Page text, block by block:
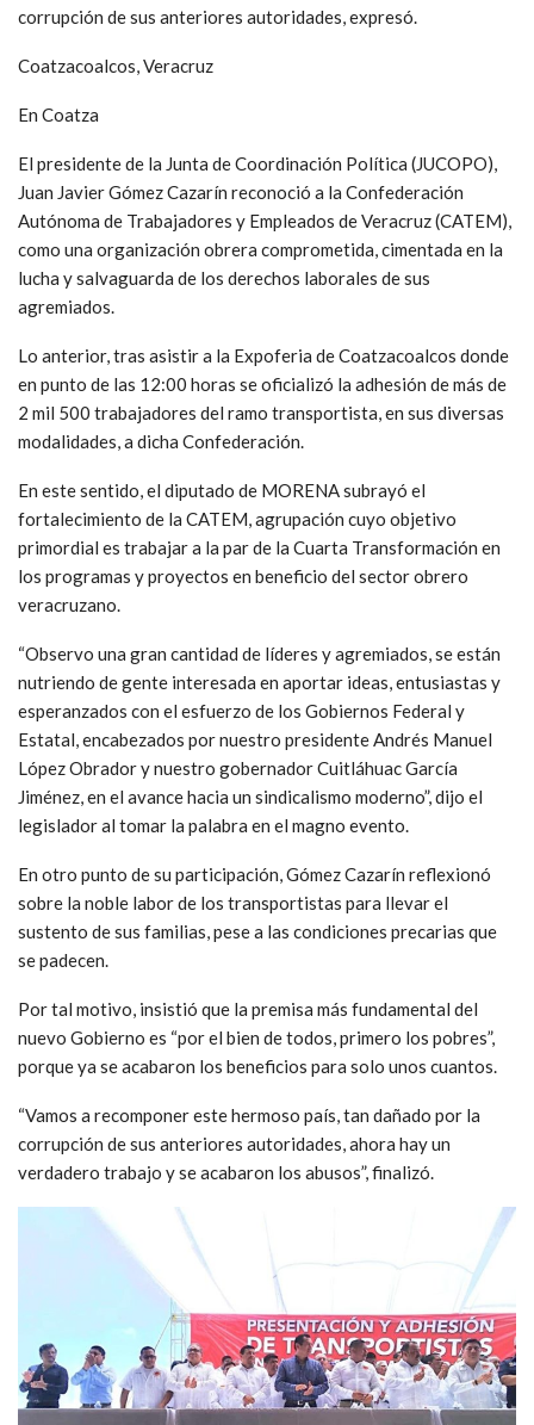
corrupción de sus anteriores autoridades, expresó.
Coatzacoalcos, Veracruz
En Coatza
El presidente de la Junta de Coordinación Política (JUCOPO),
Juan Javier Gómez Cazarín reconoció a la Confederación
Autónoma de Trabajadores y Empleados de Veracruz (CATEM),
como una organización obrera comprometida, cimentada en la
lucha y salvaguarda de los derechos laborales de sus
agremiados.
Lo anterior, tras asistir a la Expoferia de Coatzacoalcos donde
en punto de las 12:00 horas se oficializó la adhesión de más de
2 mil 500 trabajadores del ramo transportista, en sus diversas
modalidades, a dicha Confederación.
En este sentido, el diputado de MORENA subrayó el
fortalecimiento de la CATEM, agrupación cuyo objetivo
primordial es trabajar a la par de la Cuarta Transformación en
los programas y proyectos en beneficio del sector obrero
veracruzano.
“Observo una gran cantidad de líderes y agremiados, se están
nutriendo de gente interesada en aportar ideas, entusiastas y
esperanzados con el esfuerzo de los Gobiernos Federal y
Estatal, encabezados por nuestro presidente Andrés Manuel
López Obrador y nuestro gobernador Cuitláhuac García
Jiménez, en el avance hacia un sindicalismo moderno”, dijo el
legislador al tomar la palabra en el magno evento.
En otro punto de su participación, Gómez Cazarín reflexionó
sobre la noble labor de los transportistas para llevar el
sustento de sus familias, pese a las condiciones precarias que
se padecen.
Por tal motivo, insistió que la premisa más fundamental del
nuevo Gobierno es “por el bien de todos, primero los pobres”,
porque ya se acabaron los beneficios para solo unos cuantos.
“Vamos a recomponer este hermoso país, tan dañado por la
corrupción de sus anteriores autoridades, ahora hay un
verdadero trabajo y se acabaron los abusos”, finalizó.